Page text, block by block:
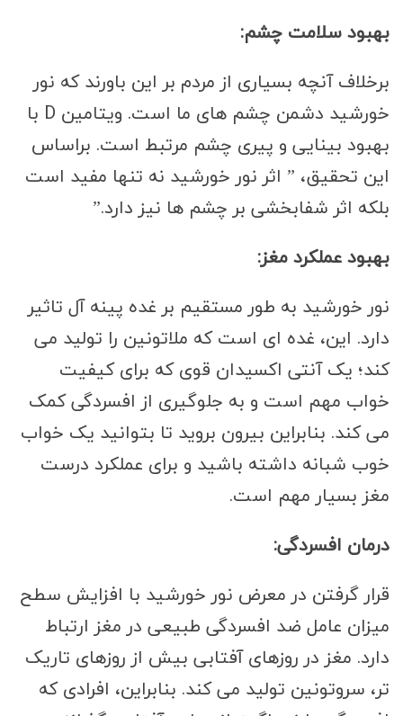
بهبود سلامت چشم:
برخلاف آنچه بسیاری از مردم بر این باورند که نور
خورشید دشمن چشم های ما است. ویتامین D با
بهبود بینایی و پیری چشم مرتبط است. براساس
این تحقیق، ” اثر نور خورشید نه تنها مفید است
بلکه اثر شفابخشی بر چشم ها نیز دارد.”
بهبود عملکرد مغز:
نور خورشید به طور مستقیم بر غده پینه آل تاثیر
دارد. این، غده ای است که ملاتونین را تولید می
کند؛ یک آنتی اکسیدان قوی که برای کیفیت
خواب مهم است و به جلوگیری از افسردگی کمک
می کند. بنابراین بیرون بروید تا بتوانید یک خواب
خوب شبانه داشته باشید و برای عملکرد درست
مغز بسیار مهم است.
درمان افسردگی:
قرار گرفتن در معرض نور خورشید با افزایش سطح
میزان عامل ضد افسردگی طبیعی در مغز ارتباط
دارد. مغز در روزهای آفتابی بیش از روزهای تاریک
تر، سروتونین تولید می کند. بنابراین، افرادی که